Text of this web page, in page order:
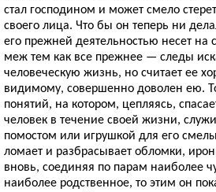
стал господином и может смело
своего лица. Что бы он теперь ни
его прежней деятельностью несет на
меж тем как все прежнее — следы
человеческую жизнь, но считает ее
видимому, совершенно доволен ею.
понятий, на котором, цепляясь,
человек в течение своей жизни,
помостом или игрушкой для его
ломает и разбрасывает обломки,
вновь, соединяя по парам наиболее
наиболее родственное, то этим он